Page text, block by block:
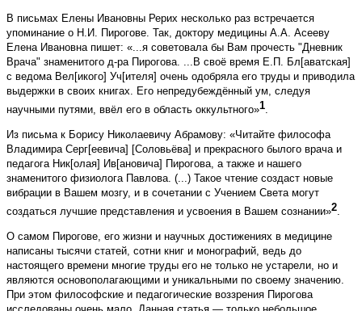
В письмах Елены Ивановны Рерих несколько раз встречается
упоминание о Н.И. Пирогове. Так, доктору медицины А.А. Асееву
Елена Ивановна пишет: «...я советовала бы Вам прочесть "Дневник
Врача" знаменитого д-ра Пирогова. ...В своё время Е.П. Бл[аватская]
с ведома Вел[икого] Уч[ителя] очень одобряла его труды и приводила
выдержки в своих книгах. Его непредубеждённый ум, следуя
научными путями, ввёл его в область оккультного»1.
Из письма к Борису Николаевичу Абрамову: «Читайте философа
Владимира Серг[еевича] [Соловьёва] и прекрасного былого врача и
педагога Ник[олая] Ив[ановича] Пирогова, а также и нашего
знаменитого физиолога Павлова. (...) Такое чтение создаст новые
вибрации в Вашем мозгу, и в сочетании с Учением Света могут
создаться лучшие представления и усвоения в Вашем сознании»2.
О самом Пирогове, его жизни и научных достижениях в медицине
написаны тысячи статей, сотни книг и монографий, ведь до
настоящего времени многие труды его не только не устарели, но и
являются основополагающими и уникальными по своему значению.
При этом философские и педагогические воззрения Пирогова